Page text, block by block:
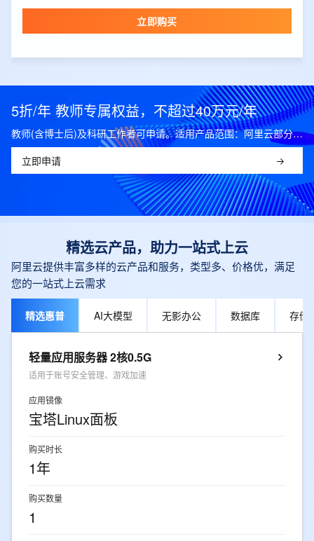
立即购买
5折/年 教师专属权益，不超过40万元/年
教师(含博士后)及科研工作者可申请。适用产品范围：阿里云部分公共云产品，可开科研发票。
立即申请
精选云产品，助力一站式上云
阿里云提供丰富多样的云产品和服务，类型多、价格优，满足
您的一站式上云需求
精选惠普 AI大模型 无影办公 数据库 存储
轻量应用服务器 2核0.5G
适用于账号安全管理、游戏加速
应用镜像
宝塔Linux面板
购买时长
1年
购买数量
1